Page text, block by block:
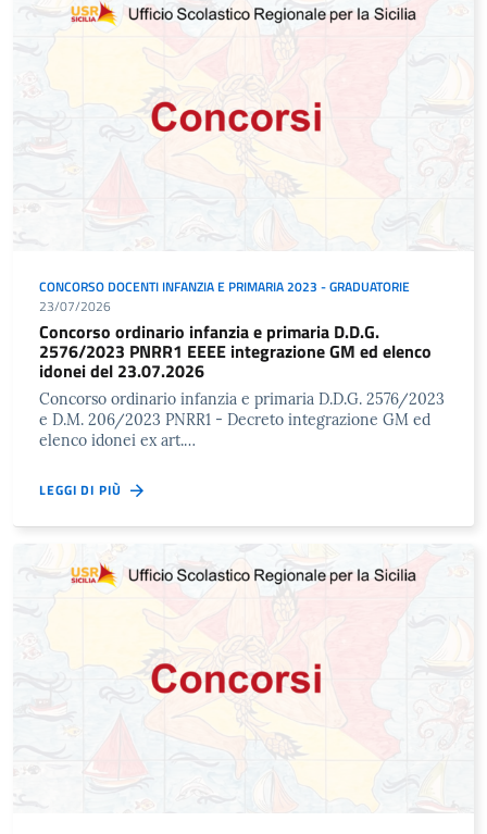
CONCORSO DOCENTI INFANZIA E PRIMARIA 2023 - GRADUATORIE
23/07/2026
Concorso ordinario infanzia e primaria D.D.G.
2576/2023 PNRR1 EEEE integrazione GM ed elenco
idonei del 23.07.2026
Concorso ordinario infanzia e primaria D.D.G. 2576/2023
e D.M. 206/2023 PNRR1 - Decreto integrazione GM ed
elenco idonei ex art.…
LEGGI DI PIÙ